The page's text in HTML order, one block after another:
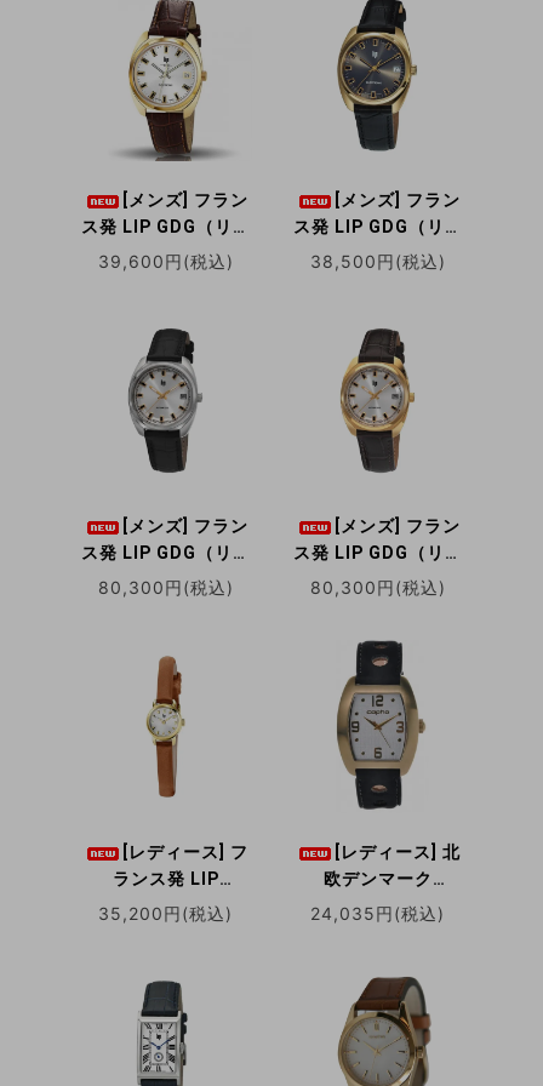
[メンズ] フラン
ス発 LIP GDG（リッ
プ ジェネラル・ド・
クォーツ腕時計
39,600円(税込)
[メンズ] フラン
ス発 LIP GDG（リッ
プ ジェネラル・ド・
クォーツ腕時計
38,500円(税込)
[メンズ] フラン
ス発 LIP GDG（リッ
プ ジェネラル・ド・
自動巻き腕時計
80,300円(税込)
[メンズ] フラン
ス発 LIP GDG（リッ
プ ジェネラル・ド・
自動巻き腕時計
80,300円(税込)
[レディース] フ
ランス発 LIP
HENRIETTE ゴール
腕時計
35,200円(税込)
[レディース] 北
欧デンマーク
COPHA TEASER コ
ワイト/ゴールド トノ
ー型ウォッチ クォー
ツ腕時計
24,035円(税込)